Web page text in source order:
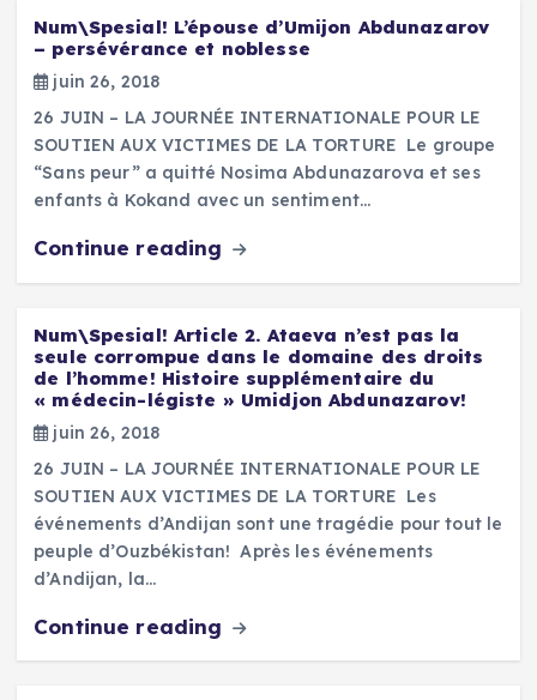
Num\Spesial! L’épouse d’Umijon Abdunazarov
– persévérance et noblesse
juin 26, 2018
26 JUIN – LA JOURNÉE INTERNATIONALE POUR LE
SOUTIEN AUX VICTIMES DE LA TORTURE Le groupe
“Sans peur” a quitté Nosima Abdunazarova et ses
enfants à Kokand avec un sentiment…
Continue reading
Num\Spesial! Article 2. Ataeva n’est pas la
seule corrompue dans le domaine des droits
de l’homme! Histoire supplémentaire du
« médecin-légiste » Umidjon Abdunazarov!
juin 26, 2018
26 JUIN – LA JOURNÉE INTERNATIONALE POUR LE
SOUTIEN AUX VICTIMES DE LA TORTURE Les
événements d’Andijan sont une tragédie pour tout le
peuple d’Ouzbékistan! Après les événements
d’Andijan, la…
Continue reading